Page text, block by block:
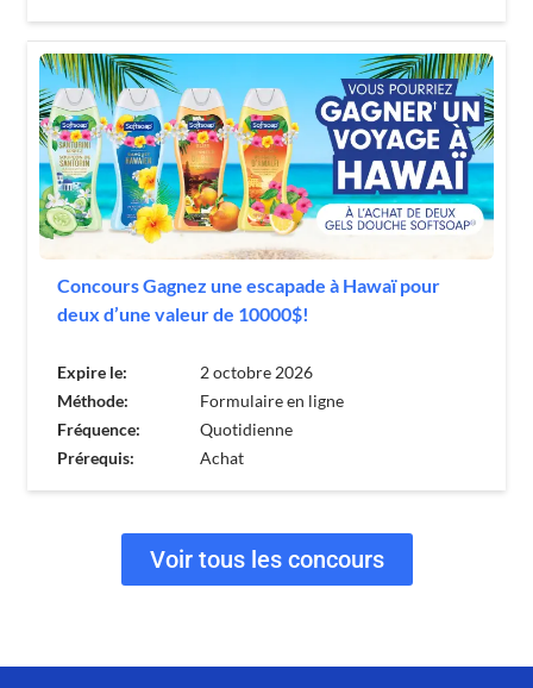
Concours Gagnez une escapade à Hawaï pour
deux d’une valeur de 10000$!
Expire le:
2 octobre 2026
Méthode:
Formulaire en ligne
Fréquence:
Quotidienne
Prérequis:
Achat
Voir tous les concours